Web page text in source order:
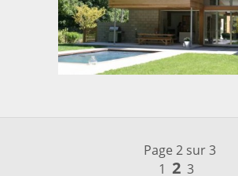
Page 2 sur 3
1 2 3